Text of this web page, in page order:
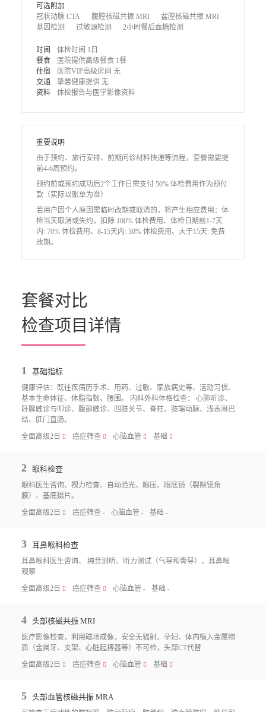
可选附加
冠状动脉 CTA
腹腔核磁共振 MRI
盆腔核磁共振 MRI
基因检测
过敏源检测 2小时餐后血糖检测
时间
体检时间 1日
餐食
医院提供高级餐食 1餐
住宿
医院VIP高级房间 无
交通
挚馨健康提供 无
资料
体检报告与医学影像资料
重要说明
由于预约、旅行安排、前期问诊材料快递等流程，套餐需要提
前4-6周预约。
预约前或预约成功后2个工作日需支付 50% 体检费用作为预付
款（实际以账单为准）
若用户因个人原因需临时改期或取消的，将产生相应费用：体
检当天取消或失约，扣除 100% 体检费用、体检日期前1-7天
内: 70% 体检费用、8-15天内: 30% 体检费用、大于15天: 免费
改期。
套餐对比
检查项目详情
1 基础指标
健康评估：既往疾病历手术、用药、过敏、家族病史等、运动习惯、
基本生命体征、体脂指数、腰围。 内科外科体格检查： 心肺听诊、
肝脾触诊与叩诊、腹部触诊、四肢关节、脊柱、肢端动脉、浅表淋巴
结、肛门直肠。
全面高级2日
􀧙 癌症筛查 􀧙 心脑血管 􀧙 基础 􀧙
2 眼科检查
眼科医生咨询、视力检查、自动验光、眼压、眼底镜（裂隙镜角
膜）、基底摄片。
全面高级2日
􀧙 癌症筛查 - 心脑血管 - 基础 -
3 耳鼻喉科检查
耳鼻喉科医生咨询、 纯音测听、听力测试（气导和骨导）、耳鼻喉
观察
全面高级2日
􀧙 癌症筛查 􀧙 心脑血管 - 基础 -
4 头部核磁共振 MRI
医疗影像检查，利用磁场成像，安全无辐射。孕妇、体内植入金属物
质（金属牙、支架、心脏起搏器等）不可检，头部CT代替
全面高级2日
􀧙 癌症筛查 􀧙 心脑血管 􀧙 基础 􀧙
5 头部血管核磁共振 MRA